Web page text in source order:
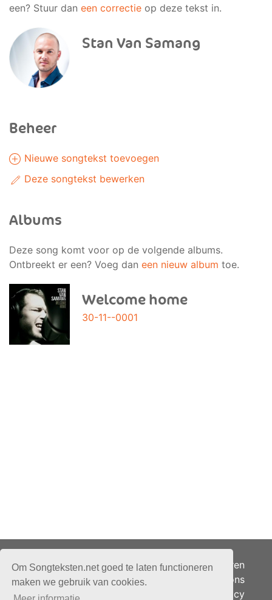
Om Songteksten.net goed te laten functioneren
maken we gebruik van cookies.
een? Stuur dan een correctie op deze tekst in.
Stan Van Samang
Beheer
Nieuwe songtekst toevoegen
Deze songtekst bewerken
Albums
Deze song komt voor op de volgende albums.
Ontbreekt er een? Voeg dan een nieuw album toe.
Welcome home
30-11--0001
Adverteren
Over ons
Je privacy